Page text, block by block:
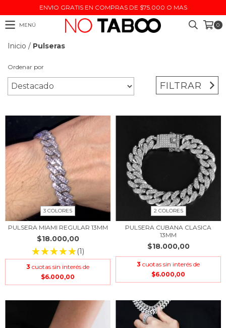
ENVIO GRATIS EN COMPRAS DE $75.000 O MAS
MENÚ 0
Inicio / Pulseras
Ordenar por
FILTRAR
3 COLORES
PULSERA MIAMI REGULAR 13MM
$18.000,00
(1)
3 cuotas sin interés de
$6.000,00
2 COLORES
PULSERA CUBANA CLASICA
13MM
$18.000,00
3 cuotas sin interés de
$6.000,00